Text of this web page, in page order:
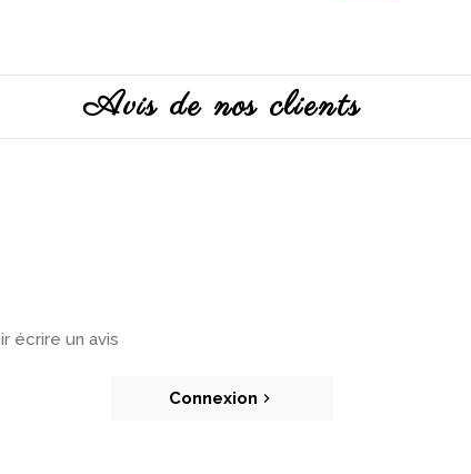
Avis de nos clients
écrire un avis
Connexion